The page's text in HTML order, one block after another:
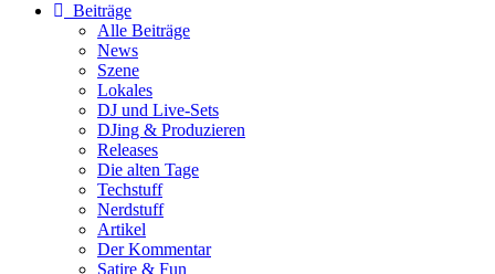
Beiträge
Alle Beiträge
News
Szene
Lokales
DJ und Live-Sets
DJing & Produzieren
Releases
Die alten Tage
Techstuff
Nerdstuff
Artikel
Der Kommentar
Satire & Fun